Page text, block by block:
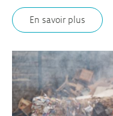
En savoir plus